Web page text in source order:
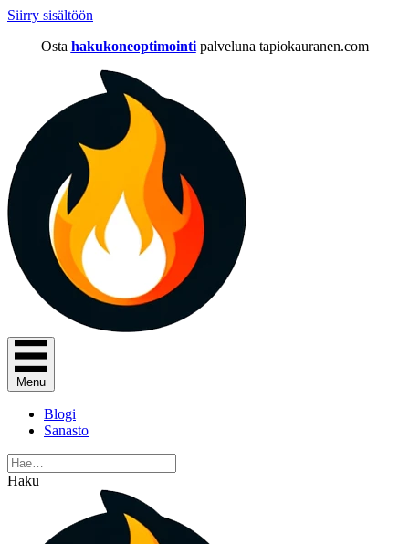
Siirry sisältöön
Osta hakukoneoptimointi palveluna tapiokauranen.com
Menu
Blogi
Sanasto
Haku